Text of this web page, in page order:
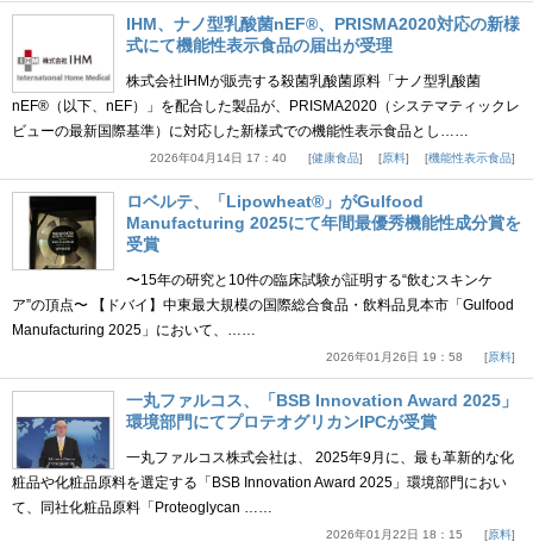
IHM、ナノ型乳酸菌nEF®、PRISMA2020対応の新様
式にて機能性表示食品の届出が受理
株式会社IHMが販売する殺菌乳酸菌原料「ナノ型乳酸菌
nEF®（以下、nEF）」を配合した製品が、PRISMA2020（システマティックレ
ビューの最新国際基準）に対応した新様式での機能性表示食品とし……
2026年04月14日 17：40 健康食品 原料 機能性表示食品
ロベルテ、「Lipowheat®」がGulfood
Manufacturing 2025にて年間最優秀機能性成分賞を
受賞
〜15年の研究と10件の臨床試験が証明する“飲むスキンケ
ア”の頂点〜 【ドバイ】中東最大規模の国際総合食品・飲料品見本市「Gulfood
Manufacturing 2025」において、……
2026年01月26日 19：58 原料
一丸ファルコス、「BSB Innovation Award 2025」
環境部門にてプロテオグリカンIPCが受賞
一丸ファルコス株式会社は、 2025年9月に、最も革新的な化
粧品や化粧品原料を選定する「BSB Innovation Award 2025」環境部門におい
て、同社化粧品原料「Proteoglycan ……
2026年01月22日 18：15 原料